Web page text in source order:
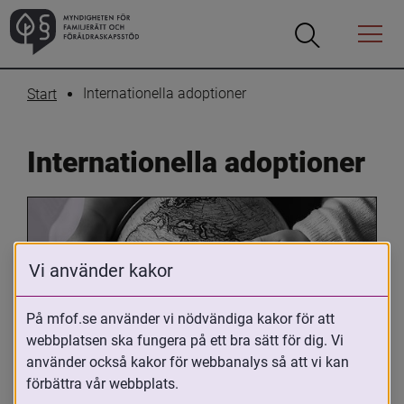
Öppna
Öppna
Menyn
Start Internationella adoptioner
Internationella adoptioner
Oavsett om du är adopterad,
adoptivförälder eller arbetar med
Vi använder kakor
På mfof.se använder vi nödvändiga kakor för att
webbplatsen ska fungera på ett bra sätt för dig. Vi
använder också kakor för webbanalys så att vi kan
förbättra vår webbplats.